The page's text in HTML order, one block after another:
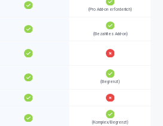
(Pro Add-on erforderlich)
(Bezahltes Add-on)
(Begrenzt)
(Komplex/Begrenzt)